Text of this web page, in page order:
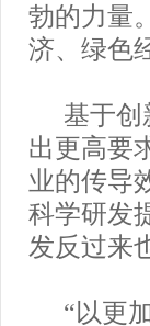
勃的力量
济、绿色
基于创
出更高要
业的传导
科学研发
发反过来
“以更